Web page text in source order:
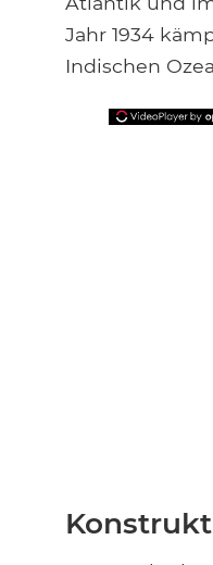
Jahr 1934
Indischen